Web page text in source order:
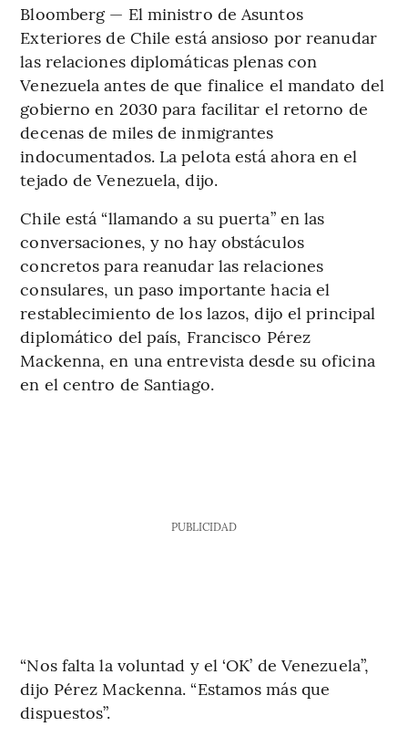
Bloomberg — El ministro de Asuntos
Exteriores de Chile está ansioso por reanudar
las relaciones diplomáticas plenas con
Venezuela antes de que finalice el mandato del
gobierno en 2030 para facilitar el retorno de
decenas de miles de inmigrantes
indocumentados. La pelota está ahora en el
tejado de Venezuela, dijo.
Chile está “llamando a su puerta” en las
conversaciones, y no hay obstáculos
concretos para reanudar las relaciones
consulares, un paso importante hacia el
restablecimiento de los lazos, dijo el principal
diplomático del país, Francisco Pérez
Mackenna, en una entrevista desde su oficina
en el centro de Santiago.
PUBLICIDAD
“Nos falta la voluntad y el ‘OK’ de Venezuela”,
dijo Pérez Mackenna. “Estamos más que
dispuestos”.